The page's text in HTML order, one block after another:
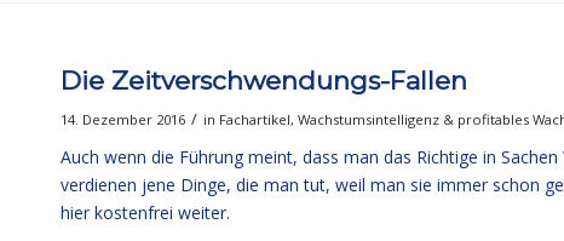
Die Zeitverschwendungs-Fallen
14. Dezember 2016 / in Fachartikel, Wachstumsintelligenz & profitables
Auch wenn die Führung meint, dass man das Richtige in
verdienen jene Dinge, die man tut, weil man sie immer schon
hier kostenfrei weiter.